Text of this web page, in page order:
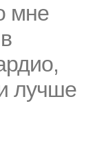
мне
лучше